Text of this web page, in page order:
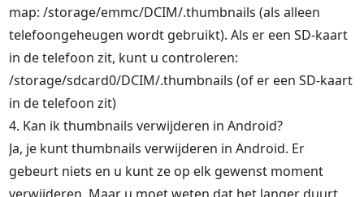
map: /storage/emmc/DCIM/.thumbnails (als alleen
telefoongeheugen wordt gebruikt). Als er een SD-kaart
in de telefoon zit, kunt u controleren:
/storage/sdcard0/DCIM/.thumbnails (of er een SD-kaart
in de telefoon zit)
4. Kan ik thumbnails verwijderen in Android?
Ja, je kunt thumbnails verwijderen in Android. Er
gebeurt niets en u kunt ze op elk gewenst moment